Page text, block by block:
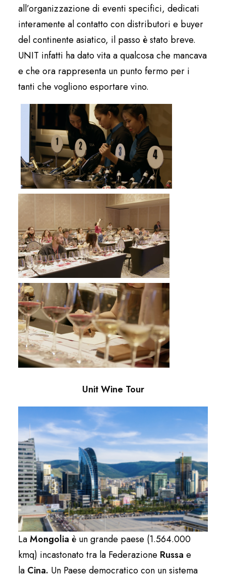
all’organizzazione di eventi specifici, dedicati
interamente al contatto con distributori e buyer
del continente asiatico, il passo è stato breve.
UNIT infatti ha dato vita a qualcosa che mancava
e che ora rappresenta un punto fermo per i
tanti che vogliono esportare vino.
Unit Wine Tour
LaMongolia è un grande paese (1.564.000
kmq) incastonato tra la Federazione Russa e
la Cina. Un Paese democratico con un sistema